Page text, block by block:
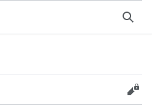
Søk
Rediger